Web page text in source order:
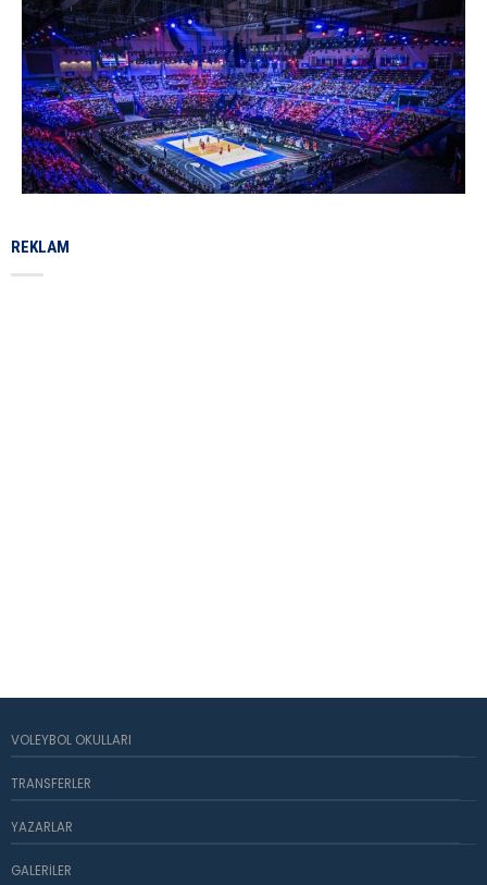
REKLAM
VOLEYBOL OKULLARI
TRANSFERLER
YAZARLAR
GALERILER